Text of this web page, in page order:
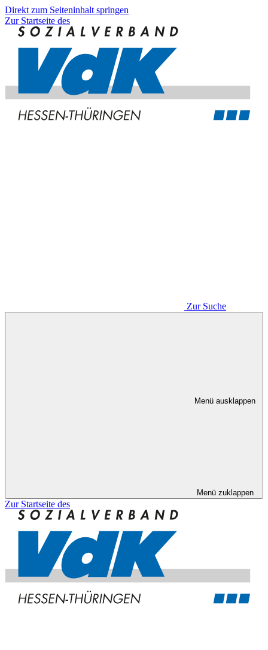
Direkt zum Seiteninhalt springen
Zur Startseite des
Zur Suche
Menü ausklappen
Menü zuklappen
Zur Startseite des